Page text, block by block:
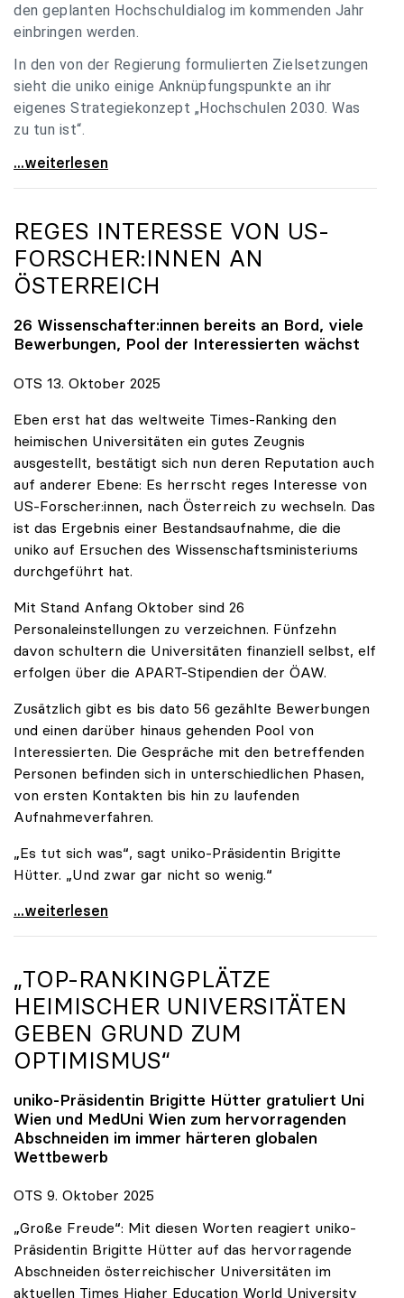
den geplanten Hochschuldialog im kommenden Jahr
einbringen werden.
In den von der Regierung formulierten Zielsetzungen
sieht die uniko einige Anknüpfungspunkte an ihr
eigenes Strategiekonzept „Hochschulen 2030. Was
zu tun ist“.
Universitäten: Hochschulstrategie 2040 muss eine
...weiterlesen
REGES INTERESSE VON US-
FORSCHER:INNEN AN
ÖSTERREICH
26 Wissenschafter:innen bereits an Bord, viele
Bewerbungen, Pool der Interessierten wächst
OTS 13. Oktober 2025
Eben erst hat das weltweite Times-Ranking den
heimischen Universitäten ein gutes Zeugnis
ausgestellt, bestätigt sich nun deren Reputation auch
auf anderer Ebene: Es herrscht reges Interesse von
US-Forscher:innen, nach Österreich zu wechseln. Das
ist das Ergebnis einer Bestandsaufnahme, die die
uniko auf Ersuchen des Wissenschaftsministeriums
durchgeführt hat.
Mit Stand Anfang Oktober sind 26
Personaleinstellungen zu verzeichnen. Fünfzehn
davon schultern die Universitäten finanziell selbst, elf
erfolgen über die APART-Stipendien der ÖAW.
Zusätzlich gibt es bis dato 56 gezählte Bewerbungen
und einen darüber hinaus gehenden Pool von
Interessierten. Die Gespräche mit den betreffenden
Personen befinden sich in unterschiedlichen Phasen,
von ersten Kontakten bis hin zu laufenden
Aufnahmeverfahren.
„Es tut sich was“, sagt uniko-Präsidentin Brigitte
Hütter. „Und zwar gar nicht so wenig.“
Reges Interesse von US-Forscher:innen an
...weiterlesen
„TOP-RANKINGPLÄTZE
HEIMISCHER UNIVERSITÄTEN
GEBEN GRUND ZUM
OPTIMISMUS“
uniko-Präsidentin Brigitte Hütter gratuliert Uni
Wien und MedUni Wien zum hervorragenden
Abschneiden im immer härteren globalen
Wettbewerb
OTS 9. Oktober 2025
„Große Freude“: Mit diesen Worten reagiert uniko-
Präsidentin Brigitte Hütter auf das hervorragende
Abschneiden österreichischer Universitäten im
aktuellen Times Higher Education World University